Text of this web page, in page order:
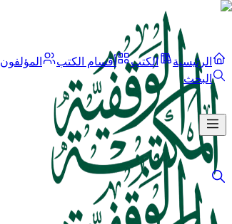
الرئيسية الكتب أقسام الكتب المؤلفون
البحث